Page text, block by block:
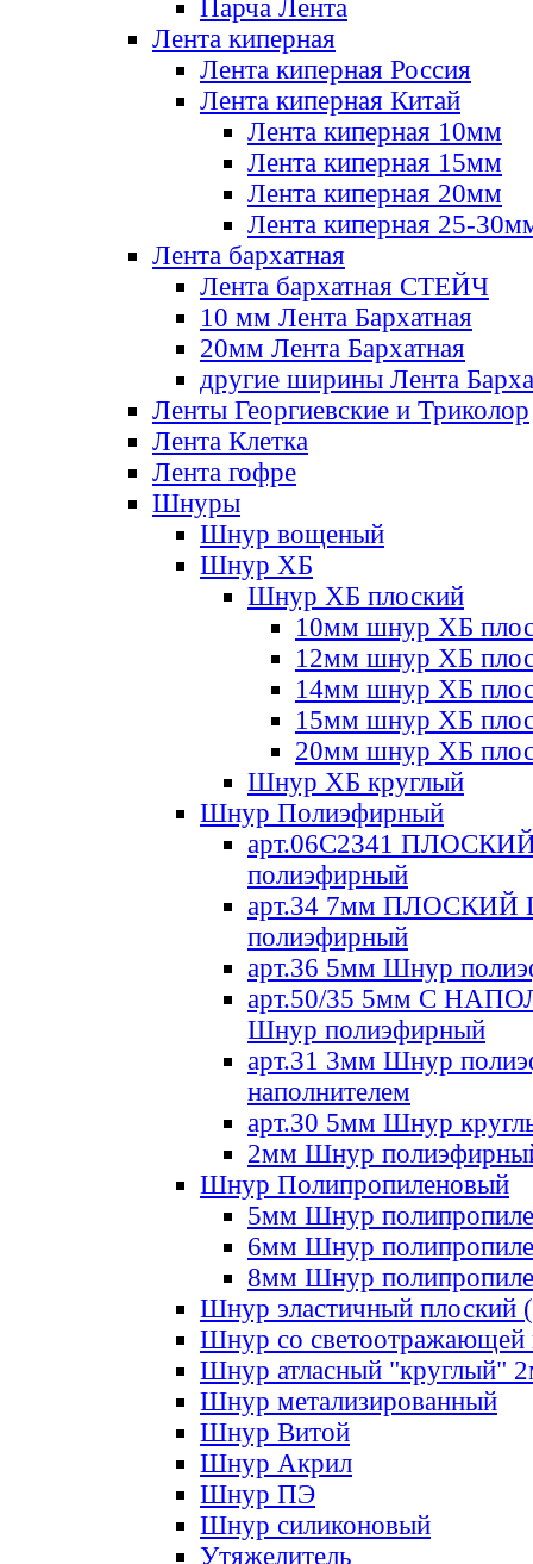
Парча Лента
Лента киперная
Лента киперная Россия
Лента киперная Китай
Лента киперная 10мм
Лента киперная 15мм
Лента киперная 20мм
Лента киперная 25-
Лента бархатная
Лента бархатная СТЕЙЧ
10 мм Лента Бархатная
20мм Лента Бархатная
другие ширины Лента
Ленты Георгиевские и Триколор
Лента Клетка
Лента гофре
Шнуры
Шнур вощеный
Шнур ХБ
Шнур ХБ плоский
10мм шнур ХБ
12мм шнур ХБ
14мм шнур ХБ
15мм шнур ХБ
20мм шнур ХБ
Шнур ХБ круглый
Шнур Полиэфирный
арт.06С2341
полиэфирный
арт.34 7мм ПЛОСКИЙ
полиэфирный
арт.36 5мм Шнур
арт.50/35 5мм С
Шнур полиэфирный
арт.31 3мм Шнур
наполнителем
арт.30 5мм Шнур
2мм Шнур
Шнур Полипропиленовый
5мм Шнур
6мм Шнур
8мм Шнур
Шнур эластичный плоский
Шнур со светоотражающей
Шнур атласный "круглый"
Шнур метализированный
Шнур Витой
Шнур Акрил
Шнур ПЭ
Шнур силиконовый
Утяжелитель